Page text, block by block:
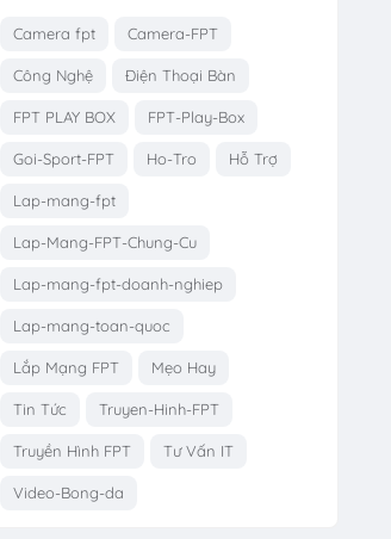
Camera fpt Camera-FPT
Công Nghệ Điện Thoại Bàn
FPT PLAY BOX FPT-Play-Box
Goi-Sport-FPT Ho-Tro Hỗ Trợ
Lap-mang-fpt
Lap-Mang-FPT-Chung-Cu
Lap-mang-fpt-doanh-nghiep
Lap-mang-toan-quoc
Lắp Mạng FPT Mẹo Hay
Tin Tức Truyen-Hinh-FPT
Truyền Hình FPT Tư Vấn IT
Video-Bong-da